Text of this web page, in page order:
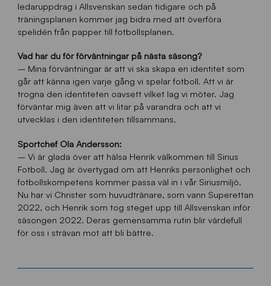
ledaruppdrag i Allsvenskan sedan tidigare och på
träningsplanen kommer jag bidra med att överföra
spelidén från papper till fotbollsplanen.
Vad har du för förväntningar på nästa säsong?
– Mina förväntningar är att vi ska skapa en identitet som
går att känna igen varje gång vi spelar fotboll. Att vi är
trogna den identiteten oavsett vilket lag vi möter. Jag
förväntar mig även att vi litar på varandra och att vi
utvecklas i den identiteten tillsammans.
Sportchef Ola Andersson:
– Vi är glada över att hälsa Henrik välkommen till Sirius
Fotboll. Jag är övertygad om att Henriks personlighet och
fotbollskompetens kommer passa väl in i vår Siriusmiljö.
Nu har vi Christer som huvudtränare, som vann Superettan
2022, och Henrik som tog steget upp till Allsvenskan inför
säsongen 2022. Deras gemensamma rutin blir värdefull
för oss i strävan mot att bli bättre.